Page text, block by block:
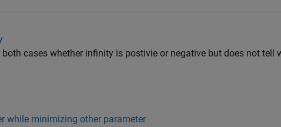
cases whether infinity is postivie or negative but does not tell
while minimizing other parameter